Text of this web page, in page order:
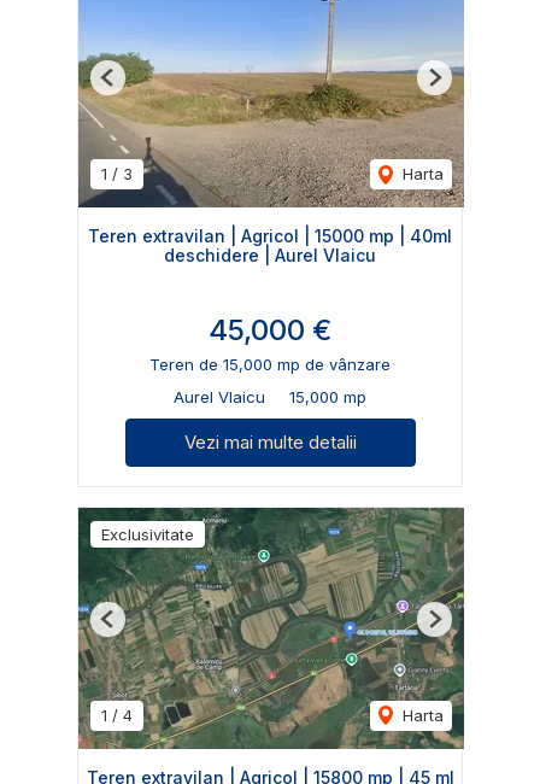
1 / 3 Harta
Previous Next
Teren extravilan | Agricol | 15000 mp | 40ml
deschidere | Aurel Vlaicu
45,000 €
Teren de 15,000 mp de vânzare
Aurel Vlaicu
15,000 mp
Vezi mai multe detalii
Exclusivitate
1 / 4 Harta
Previous Next
Teren extravilan | Agricol | 15800 mp | 45 ml